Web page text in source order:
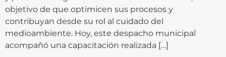
objetivo de que optimicen sus procesos y
contribuyan desde su rol al cuidado del
medioambiente. Hoy, este despacho municipal
acompañó una capacitación realizada […]